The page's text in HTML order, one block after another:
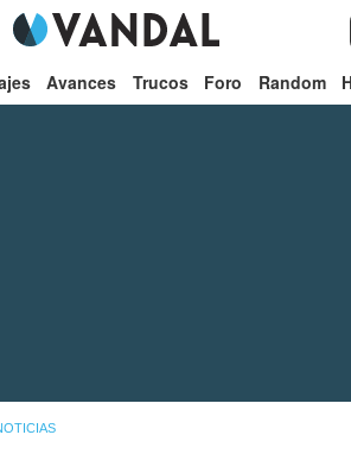
Avances Trucos Foro Random